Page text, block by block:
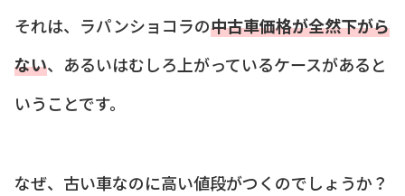
それは、ラパンショコラの中古車価格が全然下がら
ない、あるいはむしろ上がっているケースがあると
いうことです。
なぜ、古い車なのに高い値段がつくのでしょうか？